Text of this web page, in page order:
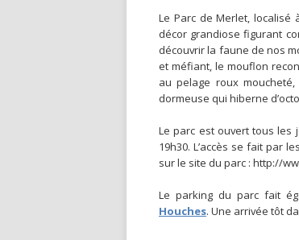
Le Parc de Merlet, localisé
décor grandiose figurant
découvrir la faune de nos
et méfiant, le mouflon
au pelage roux
dormeuse qui hiberne
Le parc est ouvert tous les
19h30. L’accès se fait par
sur le site du parc : http://
Le parking du parc fait
Houches. Une arrivée tôt